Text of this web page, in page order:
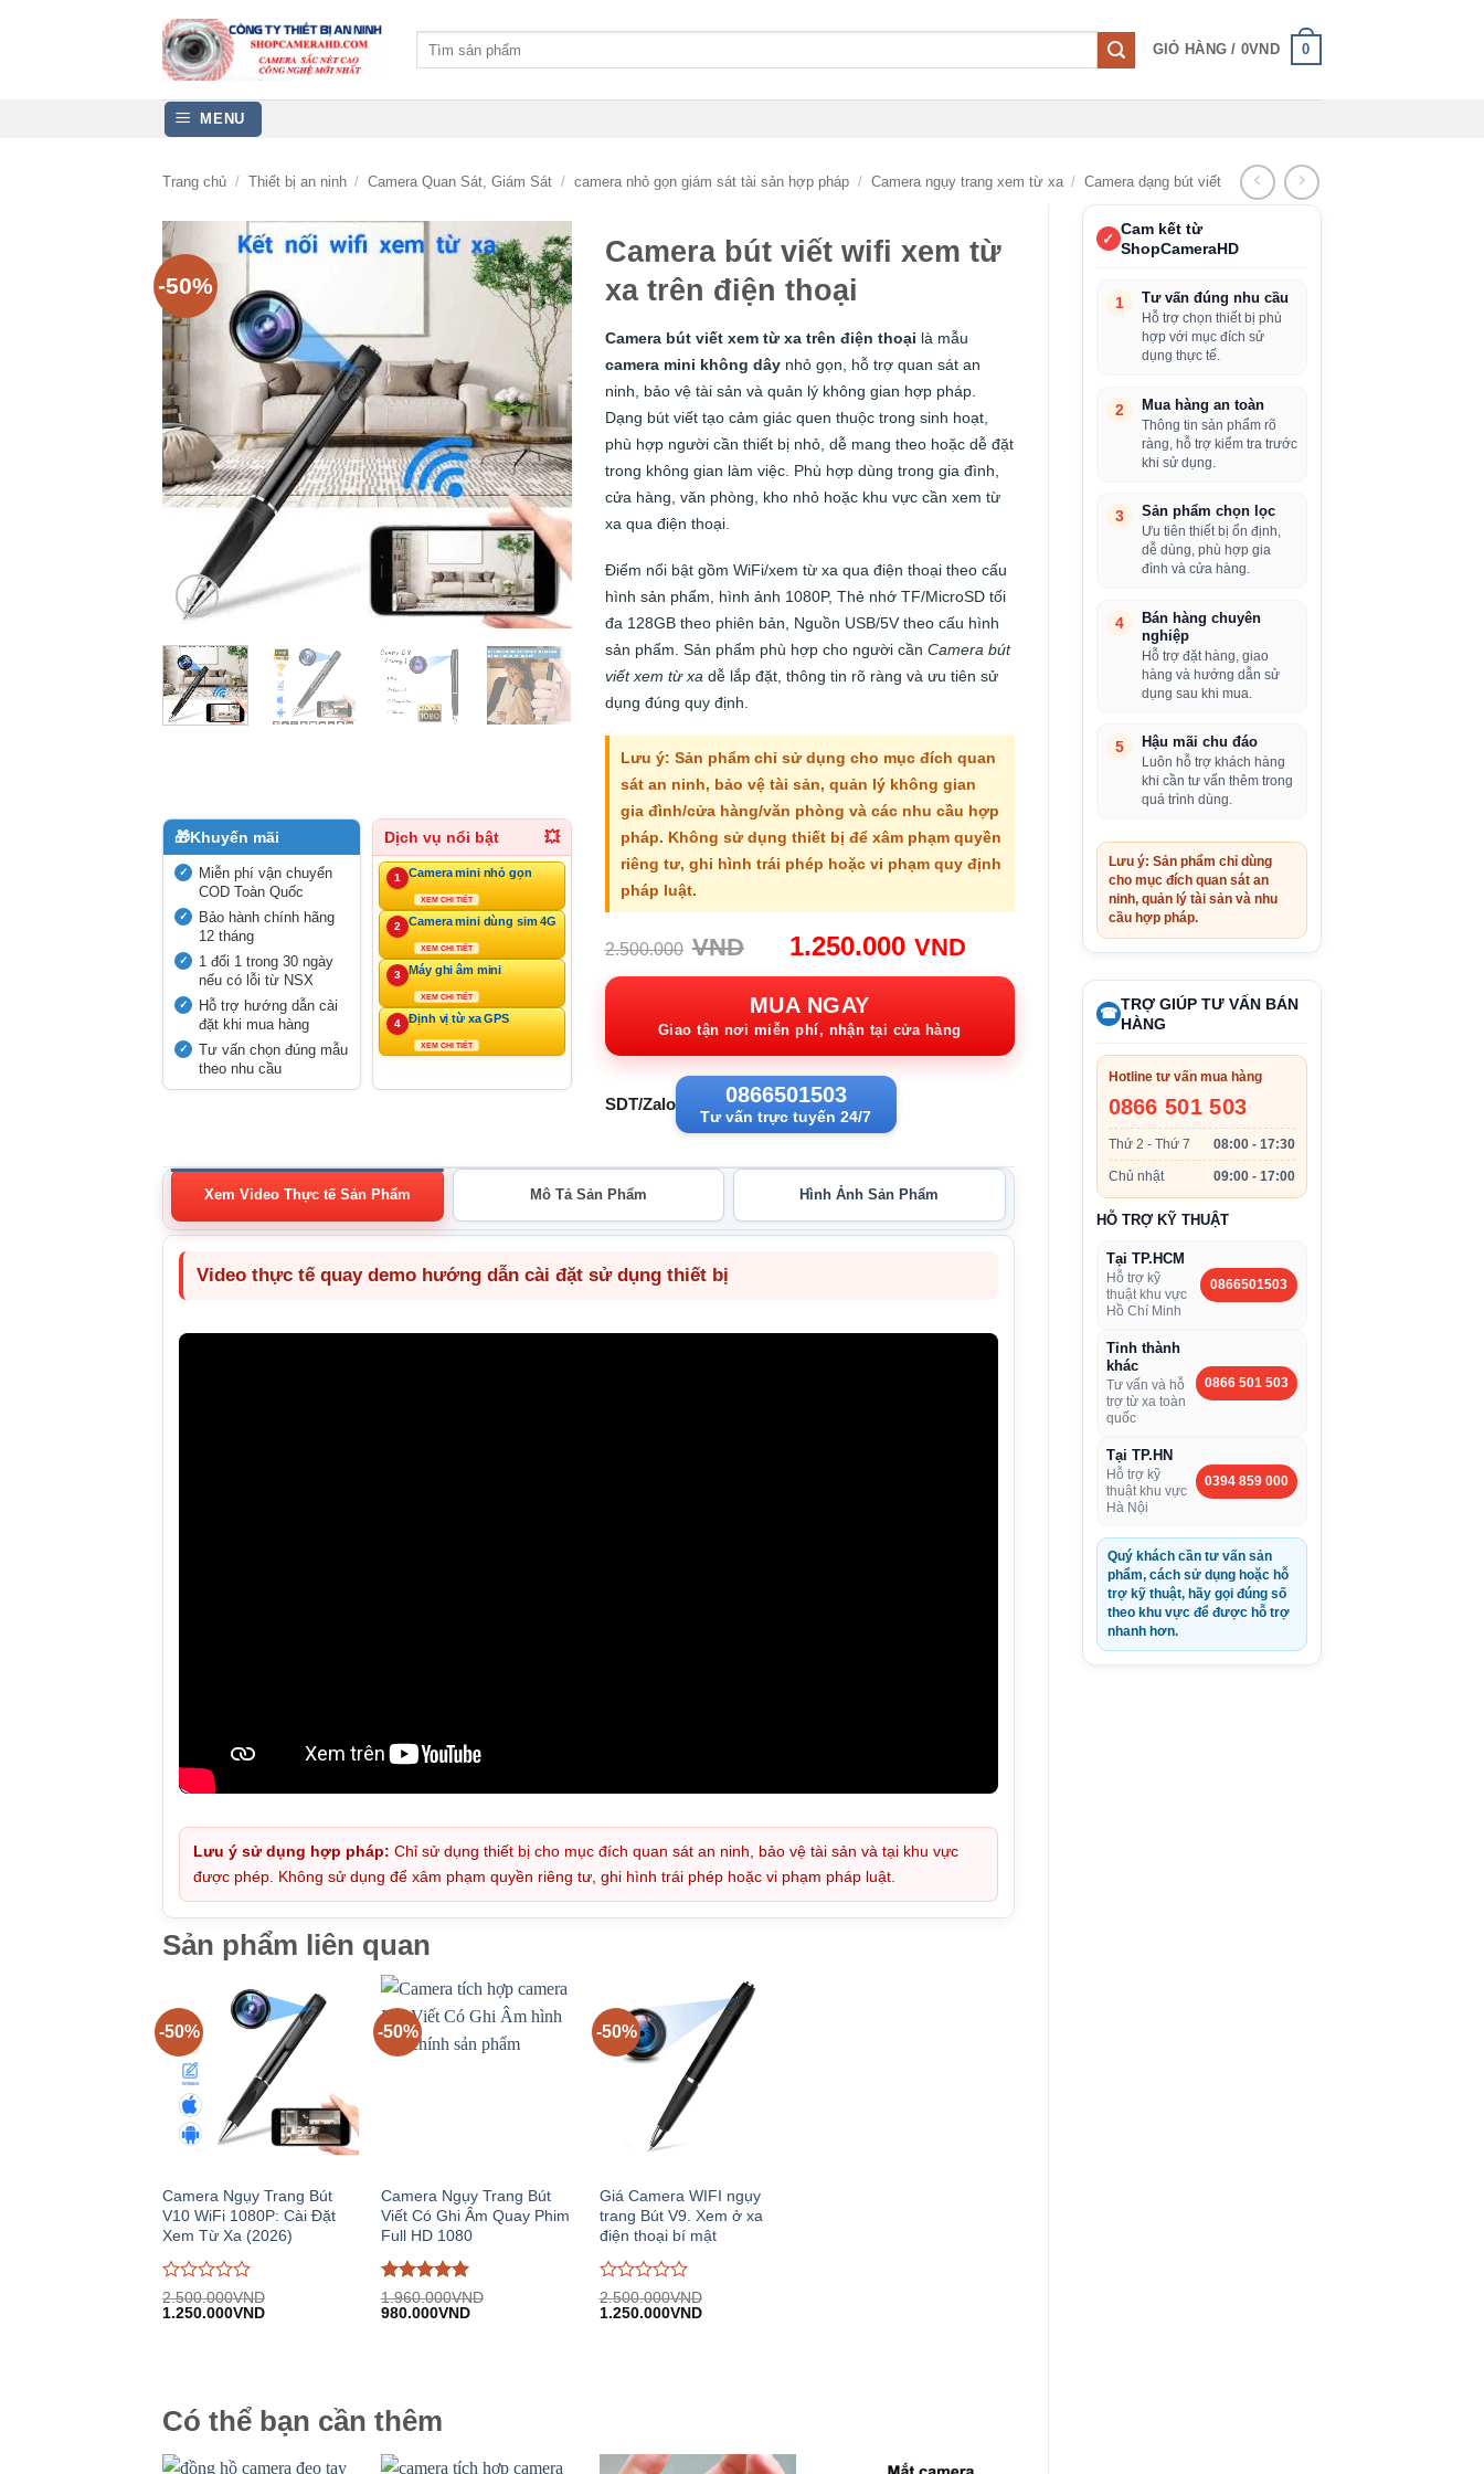
GIỎ HÀNG / 0VND 0
MENU
Trang chủ / Thiết bị an ninh / Camera Quan Sát, Giám Sát / camera nhỏ gọn giám sát tài sản hợp pháp / Camera ngụy trang xem từ xa / Camera dạng bút viết
✓
Cam kết từ
ShopCameraHD
1
Tư vấn đúng nhu cầu
Hỗ trợ chọn thiết bị phù
hợp với mục đích sử
dụng thực tế.
2
Mua hàng an toàn
Thông tin sản phẩm rõ
ràng, hỗ trợ kiểm tra trước
khi sử dụng.
3
Sản phẩm chọn lọc
Ưu tiên thiết bị ổn định,
dễ dùng, phù hợp gia
đình và cửa hàng.
4
Bán hàng chuyên
nghiệp
Hỗ trợ đặt hàng, giao
hàng và hướng dẫn sử
dụng sau khi mua.
5
Hậu mãi chu đáo
Luôn hỗ trợ khách hàng
khi cần tư vấn thêm trong
quá trình dùng.
Lưu ý: Sản phẩm chỉ dùng
cho mục đích quan sát an
ninh, quản lý tài sản và nhu
cầu hợp pháp.
☎
TRỢ GIÚP TƯ VẤN BÁN
HÀNG
Hotline tư vấn mua hàng
0866 501 503
Thứ 2 - Thứ 7 08:00 - 17:30
Chủ nhật 09:00 - 17:00
HỖ TRỢ KỸ THUẬT
Tại TP.HCM
Hỗ trợ kỹ
thuật khu vực
Hồ Chí Minh
0866501503
Tỉnh thành
khác
Tư vấn và hỗ
trợ từ xa toàn
quốc
0866 501 503
Tại TP.HN
Hỗ trợ kỹ
thuật khu vực
Hà Nội
0394 859 000
Quý khách cần tư vấn sản
phẩm, cách sử dụng hoặc hỗ
trợ kỹ thuật, hãy gọi đúng số
theo khu vực để được hỗ trợ
nhanh hơn.
-50%
🎁Khuyến mãi
Miễn phí vận chuyển
COD Toàn Quốc
Bảo hành chính hãng
12 tháng
1 đổi 1 trong 30 ngày
nếu có lỗi từ NSX
Hỗ trợ hướng dẫn cài
đặt khi mua hàng
Tư vấn chọn đúng mẫu
theo nhu cầu
Dịch vụ nổi bật 💥
1 Camera mini nhỏ gọn
XEM CHI TIẾT
2 Camera mini dùng sim 4G
XEM CHI TIẾT
3 Máy ghi âm mini
XEM CHI TIẾT
4 Định vị từ xa GPS
XEM CHI TIẾT
Camera bút viết wifi xem từ
xa trên điện thoại
Camera bút viết xem từ xa trên điện thoại là mẫu
camera mini không dâynhỏ gọn, hỗ trợ quan sát an
ninh, bảo vệ tài sản và quản lý không gian hợp pháp.
Dạng bút viết tạo cảm giác quen thuộc trong sinh hoạt,
phù hợp người cần thiết bị nhỏ, dễ mang theo hoặc dễ đặt
trong không gian làm việc. Phù hợp dùng trong gia đình,
cửa hàng, văn phòng, kho nhỏ hoặc khu vực cần xem từ
xa qua điện thoại.
Điểm nổi bật gồm WiFi/xem từ xa qua điện thoại theo cấu
hình sản phẩm, hình ảnh 1080P, Thẻ nhớ TF/MicroSD tối
đa 128GB theo phiên bản, Nguồn USB/5V theo cấu hình
sản phẩm. Sản phẩm phù hợp cho người cần Camera bút
viết xem từ xa dễ lắp đặt, thông tin rõ ràng và ưu tiên sử
dụng đúng quy định.
Lưu ý: Sản phẩm chỉ sử dụng cho mục đích quan
sát an ninh, bảo vệ tài sản, quản lý không gian
gia đình/cửa hàng/văn phòng và các nhu cầu hợp
pháp. Không sử dụng thiết bị để xâm phạm quyền
riêng tư, ghi hình trái phép hoặc vi phạm quy định
pháp luật.
2.500.000 VND
Giá
gốc:
2.500.000VND.
1.250.000 VNDGiá
hiện
1.250.000VND.
MUA NGAY
Giao tận nơi miễn phí, nhận tại cửa hàng
SDT/Zalo 0866501503
Tư vấn trực tuyến 24/7
Xem Video Thực tế Sản Phẩm Mô Tả Sản Phẩm Hình Ảnh Sản Phẩm
Video thực tế quay demo hướng dẫn cài đặt sử dụng thiết bị
Lưu ý sử dụng hợp pháp: Chỉ sử dụng thiết bị cho mục đích quan sát an ninh, bảo vệ tài sản và tại khu vực
được phép. Không sử dụng để xâm phạm quyền riêng tư, ghi hình trái phép hoặc vi phạm pháp luật.
Sản phẩm liên quan
-50%
Camera Ngụy Trang Bút
V10 WiFi 1080P: Cài Đặt
Xem Từ Xa (2026)
Được
đánh
2.500.000VND
Giá
1.250.000VNDGiá
-50%
Camera Ngụy Trang Bút
Viết Có Ghi Âm Quay Phim
Full HD 1080
Được đánh
giá5trên
1.960.000VND
Giá
980.000VNDGiá
-50%
Giá Camera WIFI ngụy
trang Bút V9. Xem ở xa
điện thoại bí mật
Được
đánh
2.500.000VND
Giá
1.250.000VNDGiá
Có thể bạn cần thêm